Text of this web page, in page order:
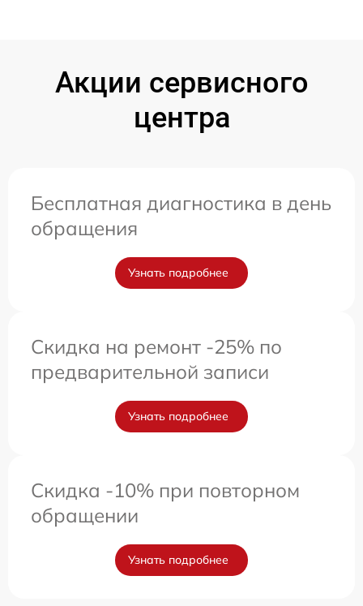
Акции сервисного
центра
Бесплатная диагностика в день
обращения
Узнать подробнее
Скидка на ремонт -25% по
предварительной записи
Узнать подробнее
Скидка -10% при повторном
обращении
Узнать подробнее